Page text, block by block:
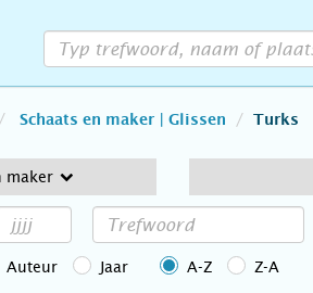
Schaats en maker | Glissen Turks
maker
Auteur Jaar A-Z Z-A